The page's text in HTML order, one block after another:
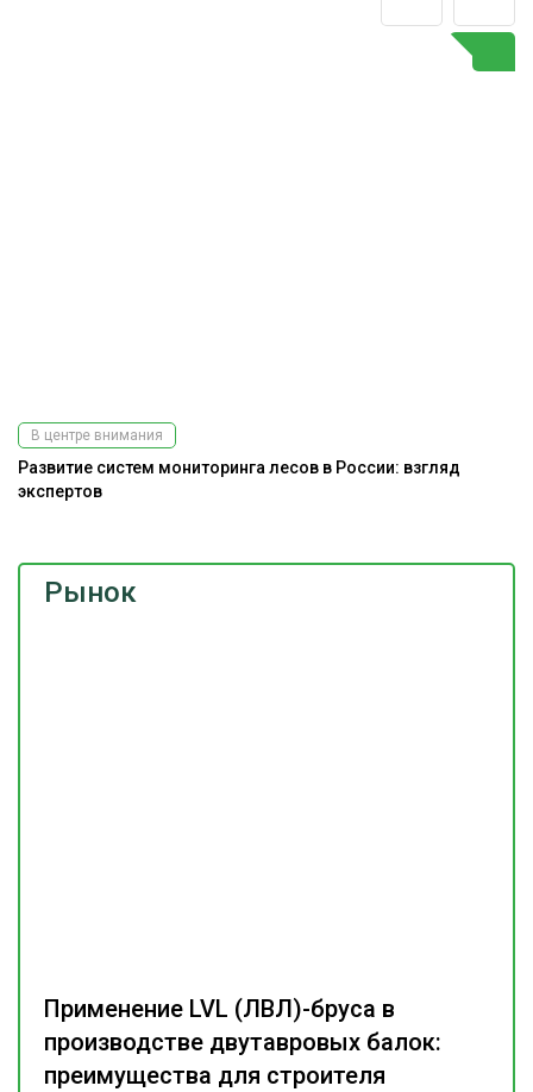
Рынок
Применение LVL (ЛВЛ)-бруса в
производстве двутавровых балок:
преимущества для строителя
В центре внимания
Развитие систем мониторинга лесов в России: взгляд
экспертов